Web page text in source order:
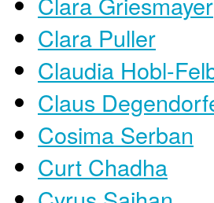
Clara Puller
Claudia Hobl-
Claus
Cosima Serban
Curt Chadha